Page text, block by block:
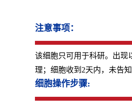
注意事项：
该细胞只可用于科研。出现
理；细胞收到2天内，未告知
细胞操作步骤: